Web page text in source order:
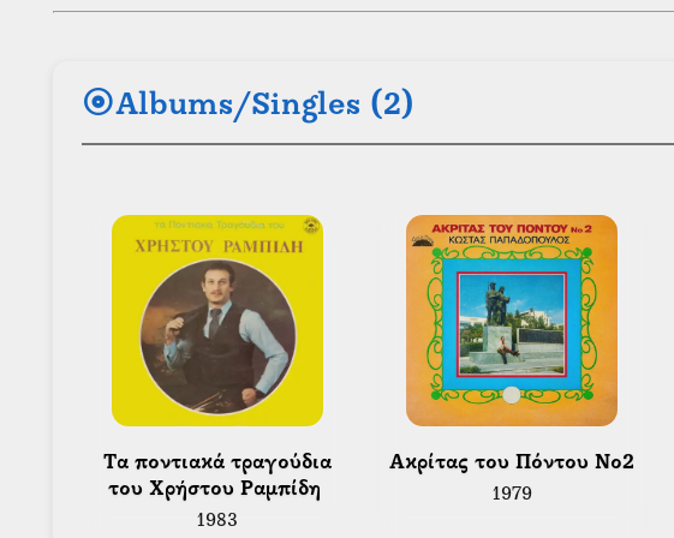
albumAlbums/Singles (2)
του Χρήστου Ραμπίδη
1983
Ακρίτας του Πόντου Νο2
1979